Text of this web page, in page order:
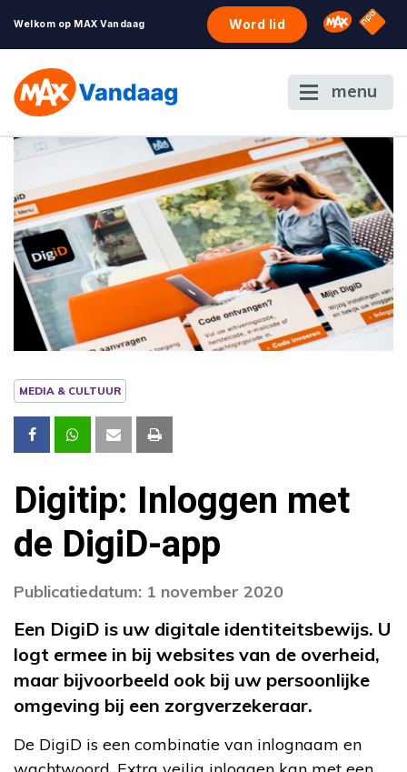
Welkom op MAX Vandaag Word lid Omroep
NPO
menu
MEDIA & CULTUUR
Digitip: Inloggen met
de DigiD-app
Publicatiedatum: 1 november 2020
Een DigiD is uw digitale identiteitsbewijs. U
logt ermee in bij websites van de overheid,
maar bijvoorbeeld ook bij uw persoonlijke
omgeving bij een zorgverzekeraar.
De DigiD is een combinatie van inlognaam en